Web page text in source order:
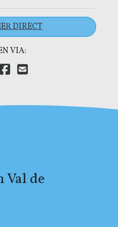
DIRECT
VIA:
Delen via LinkedIn
Delen via Facebook
Val de